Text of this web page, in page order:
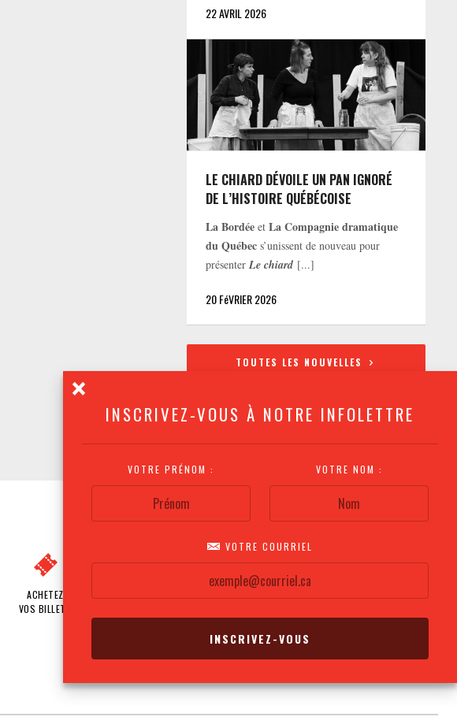
INSCRIVEZ-VOUS À NOTRE INFOLETTRE
VOTRE PRÉNOM : VOTRE NOM :
VOTRE COURRIEL
22 AVRIL 2026
LE CHIARD DÉVOILE UN PAN IGNORÉ
DE L’HISTOIRE QUÉBÉCOISE
La Bordée etLa Compagnie dramatique
du Québec s’unissent de nouveau pour
présenterLe chiard [...]
20 FéVRIER 2026
TOUTES LES NOUVELLES
ACHETEZ
VOS BILLETS